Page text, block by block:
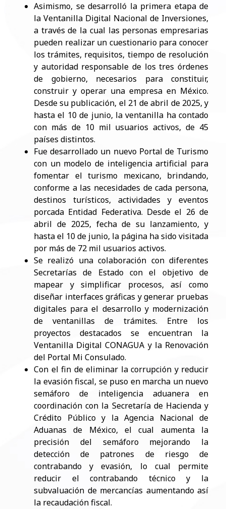
Asimismo, se desarrolló la primera etapa de
la Ventanilla Digital Nacional de Inversiones,
a través de la cual las personas empresarias
pueden realizar un cuestionario para conocer
los trámites, requisitos, tiempo de resolución
y autoridad responsable de los tres órdenes
de gobierno, necesarios para constituir,
construir y operar una empresa en México.
Desde su publicación, el 21 de abril de 2025, y
hasta el 10 de junio, la ventanilla ha contado
con más de 10 mil usuarios activos, de 45
países distintos.
Fue desarrollado un nuevo Portal de Turismo
con un modelo de inteligencia artificial para
fomentar el turismo mexicano, brindando,
conforme a las necesidades de cada persona,
destinos turísticos, actividades y eventos
porcada Entidad Federativa. Desde el 26 de
abril de 2025, fecha de su lanzamiento, y
hasta el 10 de junio, la página ha sido visitada
por más de 72 mil usuarios activos.
Se realizó una colaboración con diferentes
Secretarías de Estado con el objetivo de
mapear y simplificar procesos, así como
diseñar interfaces gráficas y generar pruebas
digitales para el desarrollo y modernización
de ventanillas de trámites. Entre los
proyectos destacados se encuentran la
Ventanilla Digital CONAGUA y la Renovación
del Portal Mi Consulado.
Con el fin de eliminar la corrupción y reducir
la evasión fiscal, se puso en marcha un nuevo
semáforo de inteligencia aduanera en
coordinación con la Secretaría de Hacienda y
Crédito Público y la Agencia Nacional de
Aduanas de México, el cual aumenta la
precisión del semáforo mejorando la
detección de patrones de riesgo de
contrabando y evasión, lo cual permite
reducir el contrabando técnico y la
subvaluación de mercancías aumentando así
la recaudación fiscal.